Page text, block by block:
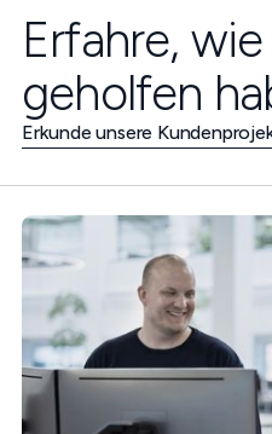
Erfahre,
geholfen
Erkunde unsere